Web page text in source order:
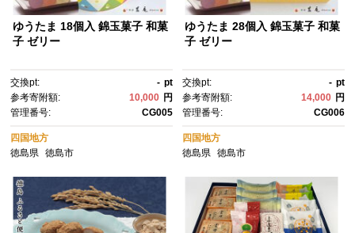
ゆうたま 18個入 錦玉菓子 和菓
子 ゼリー
交換pt: - pt
参考寄附額:
10,000 円
管理番号:
CG005
四国地方
徳島県
徳島市
ゆうたま 28個入 錦玉菓子 和菓
子 ゼリー
交換pt: - pt
参考寄附額:
14,000 円
管理番号:
CG006
四国地方
徳島県 徳島市